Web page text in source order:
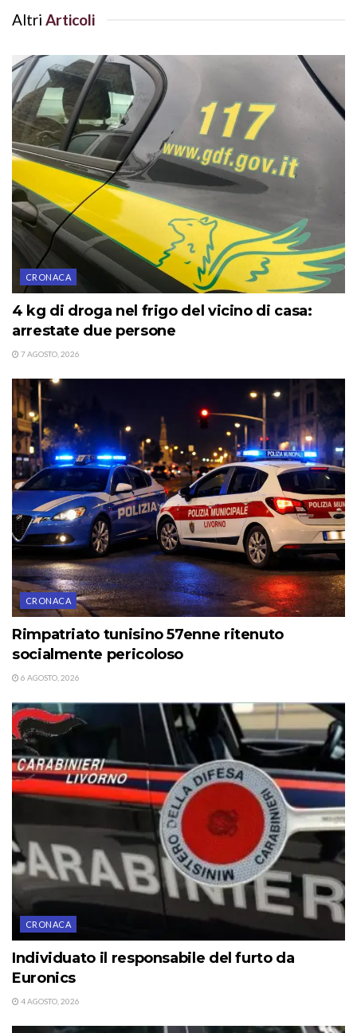
Altri Articoli
CRONACA
4 kg di droga nel frigo del vicino di casa:
arrestate due persone
7 AGOSTO, 2026
CRONACA
Rimpatriato tunisino 57enne ritenuto
socialmente pericoloso
6 AGOSTO, 2026
CRONACA
Individuato il responsabile del furto da
Euronics
4 AGOSTO, 2026